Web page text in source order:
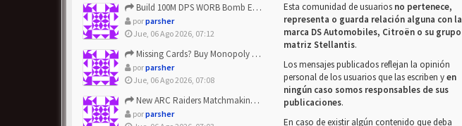
Build 100M DPS WORB Bomb Elementalist Fast - Grab POE Curren...
porparsher
Jue, 06 Ago 2026, 07:12
Missing Cards? Buy Monopoly Go Happy Harvest with Looney Tun...
porparsher
Jue, 06 Ago 2026, 07:08
New ARC Raiders Matchmaking Update: Stop Failed - Grab Bluep...
porparsher
Esta comunidad de usuarios no pertenece,
representa o guarda relación alguna con la
marca DS Automobiles, Citroën o su grupo
matriz Stellantis.
Los mensajes publicados reflejan la opinión
personal de los usuarios que las escriben yen
ningún caso somos responsables de sus
publicaciones.
En caso de existir algún contenido que deba